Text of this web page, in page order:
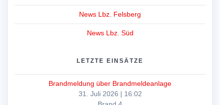
News Lbz. Felsberg
News Lbz. Süd
LETZTE EINSÄTZE
Brandmeldung über Brandmeldeanlage
31. Juli 2026 | 16:02